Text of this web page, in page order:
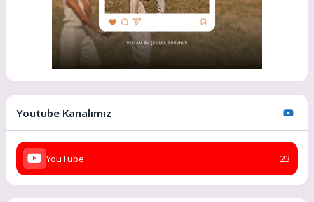
Youtube Kanalımız
YouTube 23